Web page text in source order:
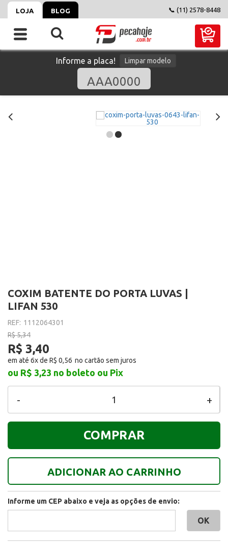
LOJA BLOG 📞 (11) 2578-8448
Informe a placa! Limpar modelo
COXIM BATENTE DO PORTA LUVAS |
LIFAN 530
REF: 1112064301
R$ 5,34
R$ 3,40
em até 6x de R$ 0,56
ou R$ 3,23 no boleto ou Pix
+
-
ADICIONAR AO CARRINHO
COMPRAR
Informe um CEP abaixo e veja as opções de envio: